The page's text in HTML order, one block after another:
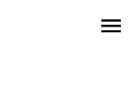
menu